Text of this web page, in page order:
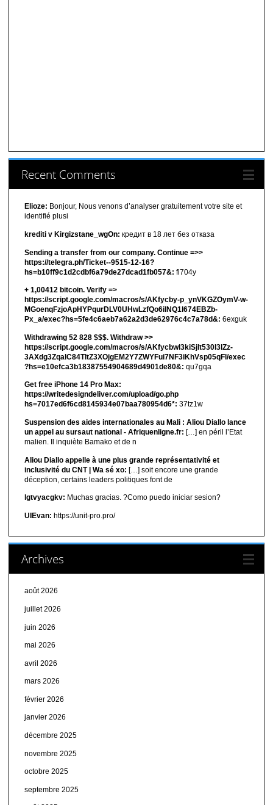
Recent Comments
Elioze: Bonjour, Nous venons d’analyser gratuitement votre site et
identifié plusi
krediti v Kirgizstane_wgOn: кредит в 18 лет без отказа
Sending a transfer from our company. Continue =>>
https://telegra.ph/Ticket--9515-12-16?
hs=b10ff9c1d2cdbf6a79de27dcad1fb057&: fi704y
+ 1,00412 bitсоin. Verify =>
https://script.google.com/macros/s/AKfycby-p_ynVKGZOymV-w-
MGoenqFzjoApHYPqurDLV0UHwLzfQo6ilNQ1l674EBZb-
Px_a/exec?hs=5fe4c6aeb7a62a2d3de62976c4c7a78d&: 6exguk
Withdrawing 52 828 $$$. Withdrаw >>
https://script.google.com/macros/s/AKfycbwl3kiSjlt530I3lZz-
3AXdg3ZqalC84TltZ3XOjgEM2Y7ZWYFui7NF3iKhVsp05qFl/exec
?hs=e10efca3b18387554904689d4901de80&: qu7gqa
Get free iPhone 14 Pro Max:
https://writedesigndeliver.com/upload/go.php
hs=7017ed6f6cd8145934e07baa780954d6*: 37tz1w
Suspension des aides internationales au Mali : Aliou Diallo lance
un appel au sursaut national - Afriquenligne.fr: […] en péril l’Etat
malien. Il inquiète Bamako et de n
Aliou Diallo appelle à une plus grande représentativité et
inclusivité du CNT | Wa sé xo: […] soit encore une grande
déception, certains leaders politiques font de
lgtvyacgkv: Muchas gracias. ?Como puedo iniciar sesion?
UIEvan: https://unit-pro.pro/
Archives
août 2026
juillet 2026
juin 2026
mai 2026
avril 2026
mars 2026
février 2026
janvier 2026
décembre 2025
novembre 2025
octobre 2025
septembre 2025